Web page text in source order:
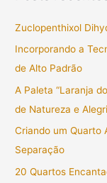
r
p
o
r
:
Zuclopenthixol
Incorporando a
de Alto Padrão
A Paleta “Laranja
de Natureza e
Criando um Quarto
Separação
20 Quartos